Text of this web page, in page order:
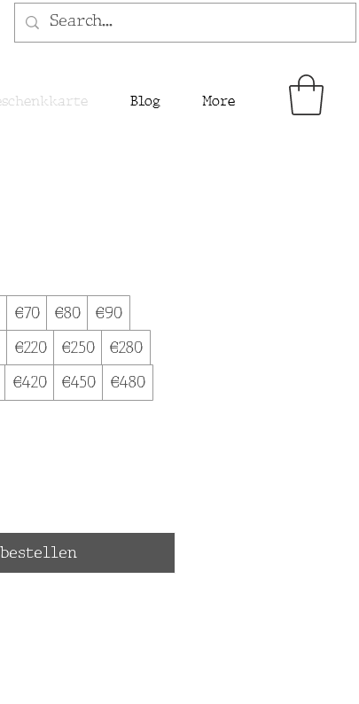
Blog More
€70 €80
€90
€220 €250
€280
€420 €450
€480